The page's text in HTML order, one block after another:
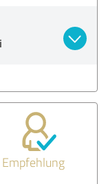
Empfehlung